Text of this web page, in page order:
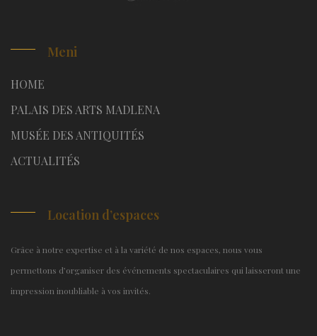
Meni
HOME
PALAIS DES ARTS MADLENA
MUSÉE DES ANTIQUITÉS
ACTUALITÉS
Location d’espaces
Grâce à notre expertise et à la variété de nos espaces, nous vous
permettons d’organiser des événements spectaculaires qui laisseront une
impression inoubliable à vos invités.